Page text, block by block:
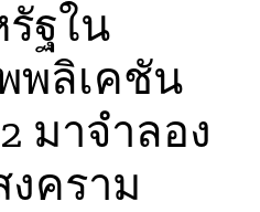
ฐใน
พลิเคชัน
มาจำลอง
งคราม